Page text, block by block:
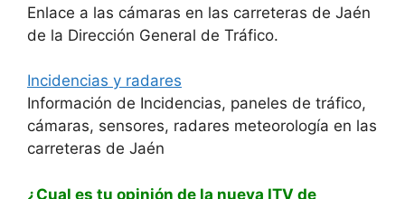
Enlace a las cámaras en las carreteras de Jaén
de la Dirección General de Tráfico.
Incidencias y radares
Información de Incidencias, paneles de tráfico,
cámaras, sensores, radares meteorología en las
carreteras de Jaén
¿Cual es tu opinión de la nueva ITV de